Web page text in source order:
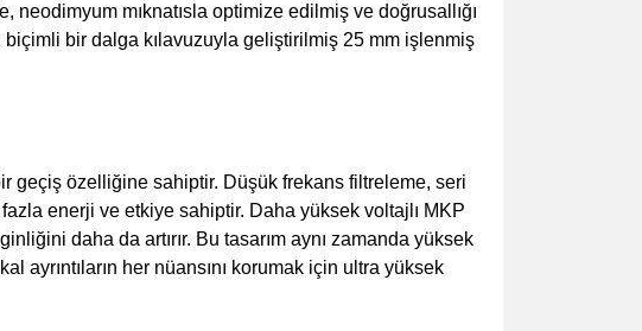
mıknatısla optimize edilmiş ve doğrusallığı
biçimli bir dalga kılavuzuyla geliştirilmiş 25 mm işlenmiş
geçiş özelliğine sahiptir. Düşük frekans filtreleme, seri
enerji ve etkiye sahiptir. Daha yüksek voltajlı MKP
daha da artırır. Bu tasarım aynı zamanda yüksek
her nüansını korumak için ultra yüksek